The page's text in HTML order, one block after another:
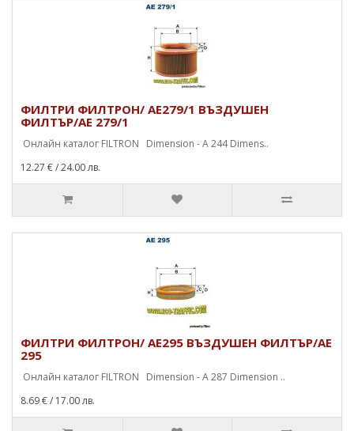
ФИЛТРИ ФИЛТРОН/ AE279/1 ВЪЗДУШЕН
ФИЛТЪР/AE 279/1
Онлайн каталог FILTRON Dimension - A 244 Dimens..
12.27 €/ 24.00 лв.
ФИЛТРИ ФИЛТРОН/ AE295 ВЪЗДУШЕН ФИЛТЪР/AE
295
Онлайн каталог FILTRON Dimension - A 287 Dimension ..
8.69 €/ 17.00 лв.